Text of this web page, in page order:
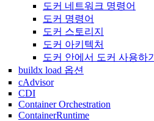
도커 네트워크 명령어
도커 명령어
도커 스토리지
도커 아키텍처
도커 안에서 도커 사용하기
buildx load 옵션
cAdvisor
CDI
Container Orchestration
ContainerRuntime